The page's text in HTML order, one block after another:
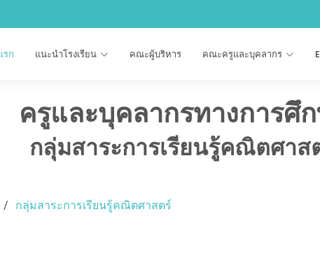
รก แนะนำโรงเรียน คณะผู้บริหาร คณะครูและบุคลากร
ครูและบุคลากรทางการศึ
กลุ่มสาระการเรียนรู้คณิตศาส
กลุ่มสาระการเรียนรู้คณิตศาสตร์